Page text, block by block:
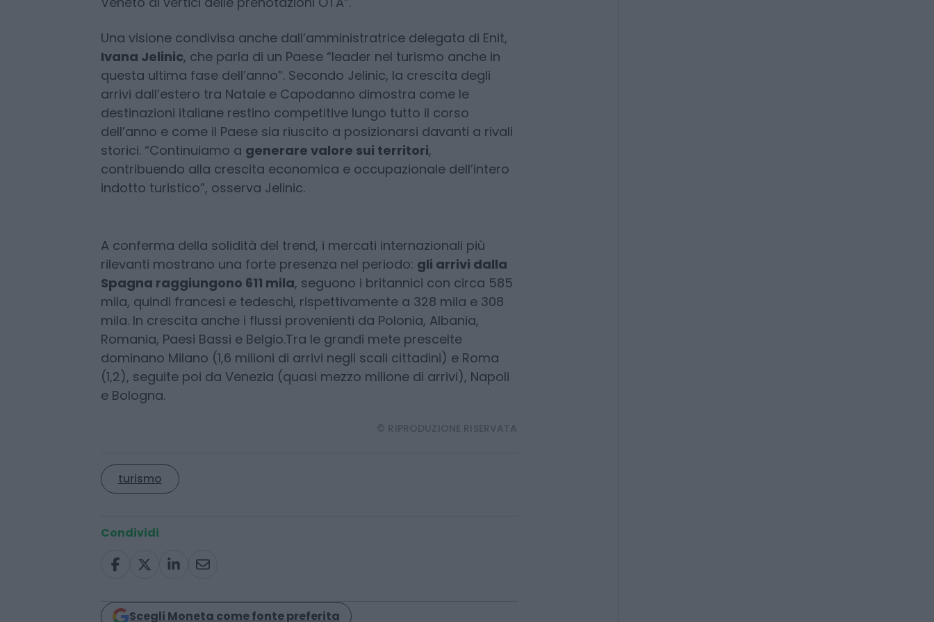
Una visione condivisa anche dall’amministratrice delegata di Enit,
Ivana Jelinic, che parla di un Paese “leader nel turismo anche in
questa ultima fase dell’anno”. Secondo Jelinic, la crescita degli
arrivi dall’estero tra Natale e Capodanno dimostra come le
destinazioni italiane restino competitive lungo tutto il corso
dell’anno e come il Paese sia riuscito a posizionarsi davanti a rivali
storici. “Continuiamo a generare valore sui territori,
contribuendo alla crescita economica e occupazionale dell’intero
indotto turistico”, osserva Jelinic.
A conferma della solidità del trend, i mercati internazionali più
rilevanti mostrano una forte presenza nel periodo: gli arrivi dalla
Spagna raggiungono 611 mila, seguono i britannici con circa 585
mila, quindi francesi e tedeschi, rispettivamente a 328 mila e 308
mila. In crescita anche i flussi provenienti da Polonia, Albania,
Romania, Paesi Bassi e Belgio.Tra le grandi mete prescelte
dominano Milano (1,6 milioni di arrivi negli scali cittadini) e Roma
(1,2), seguite poi da Venezia (quasi mezzo milione di arrivi), Napoli
e Bologna.
© RIPRODUZIONE RISERVATA
turismo
Condividi
Scegli Moneta come fonte preferita